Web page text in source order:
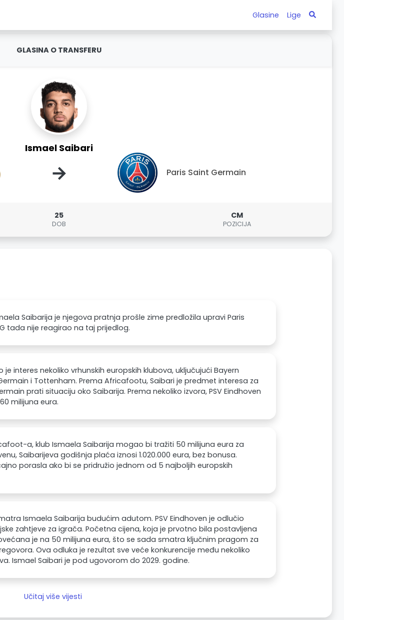
Glasine Lige
GLASINA O TRANSFERU
Ismael Saibari
→ Paris Saint Germain
25
DOB
CM
POZICIJA
Saibarija je njegova pratnja prošle zime predložila upravi Paris
tada nije reagirao na taj prijedlog.
je interes nekoliko vrhunskih europskih klubova, uključujući Bayern
i Tottenham. Prema Africafootu, Saibari je predmet interesa za
prati situaciju oko Saibarija. Prema nekoliko izvora, PSV Eindhoven
milijuna eura.
a, klub Ismaela Saibarija mogao bi tražiti 50 milijuna eura za
Saibarijeva godišnja plaća iznosi 1.020.000 eura, bez bonusa.
porasla ako bi se pridružio jednom od 5 najboljih europskih
Ismaela Saibarija budućim adutom. PSV Eindhoven je odlučio
zahtjeve za igrača. Početna cijena, koja je prvotno bila postavljena
je na 50 milijuna eura, što se sada smatra ključnim pragom za
Ova odluka je rezultat sve veće konkurencije među nekoliko
Ismael Saibari je pod ugovorom do 2029. godine.
Učitaj više vijesti